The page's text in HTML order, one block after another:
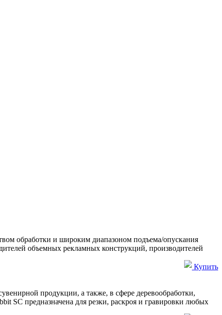
обработки и широким диапазоном подъема/опускания
объемных рекламных конструкций, производителей
Купить
продукции, а также, в сфере деревообработки,
SC предназначена для резки, раскроя и гравировки любых